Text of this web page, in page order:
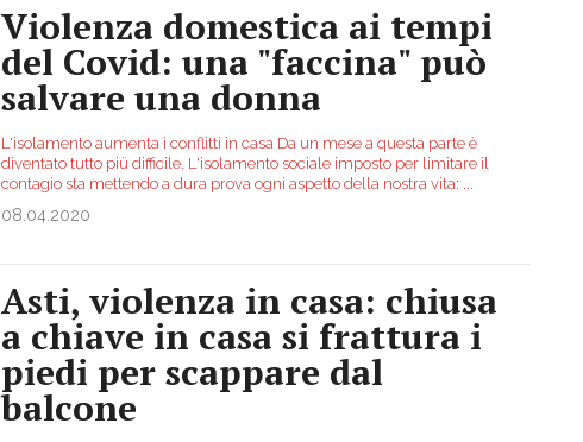
Violenza domestica ai tempi
del Covid: una "faccina" può
salvare una donna
L'isolamento aumenta i conflitti in casa Da un mese a questa parte è
diventato tutto più difficile. L'isolamento sociale imposto per limitare il
contagio sta mettendo a dura prova ogni aspetto della nostra vita:
08.04.2020
Asti, violenza in casa: chiusa
a chiave in casa si frattura i
piedi per scappare dal
balcone